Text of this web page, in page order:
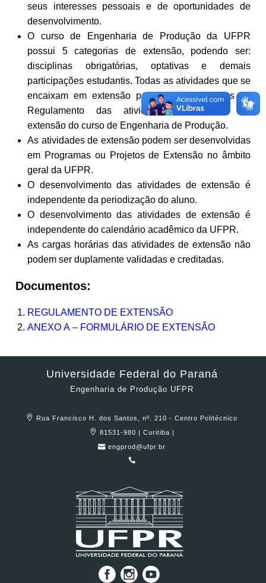
seus interesses pessoais e de oportunidades de
desenvolvimento.
O curso de Engenharia de Produção da UFPR
possui 5 categorias de extensão, podendo ser:
disciplinas obrigatórias, optativas e demais
participações estudantis. Todas as atividades que se
encaixam em extensão podem ser verificadas no
Regulamento das atividades curriculares de
extensão do curso de Engenharia de Produção.
As atividades de extensão podem ser desenvolvidas
em Programas ou Projetos de Extensão no âmbito
geral da UFPR.
O desenvolvimento das atividades de extensão é
independente da periodização do aluno.
O desenvolvimento das atividades de extensão é
independente do calendário acadêmico da UFPR.
As cargas horárias das atividades de extensão não
podem ser duplamente validadas e creditadas.
Documentos:
REGULAMENTO DE EXTENSÃO
ANEXO A – FORMULÁRIO DE EXTENSÃO
Universidade Federal do Paraná
Engenharia de Produção UFPR
Rua Francisco H. dos Santos, nº. 210 - Centro Politécnico
81531-980 | Curitiba |
engprod@ufpr.br